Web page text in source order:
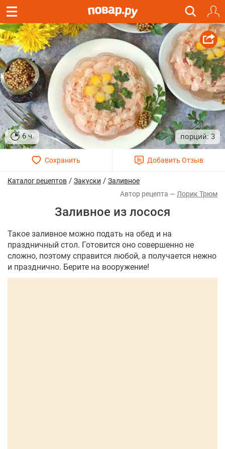
6 ч. 3
Каталог рецептов / Закуски / Заливное
Лорик Трюм
Заливное из лосося
Такое заливное можно подать на обед и на
праздничный стол. Готовится оно совершенно не
сложно, поэтому справится любой, а получается нежно
и празднично. Берите на вооружение!